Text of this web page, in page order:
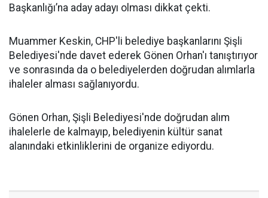
Başkanlığı’na aday adayı olması dikkat çekti.
Muammer Keskin, CHP'li belediye başkanlarını Şişli
Belediyesi'nde davet ederek Gönen Orhan'ı tanıştırıyor
ve sonrasında da o belediyelerden doğrudan alımlarla
ihaleler alması sağlanıyordu.
Gönen Orhan, Şişli Belediyesi'nde doğrudan alım
ihalelerle de kalmayıp, belediyenin kültür sanat
alanındaki etkinliklerini de organize ediyordu.